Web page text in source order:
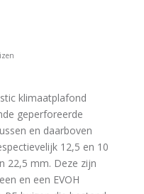
klimaatplafond
geperforeerde
en daarboven
12,5 en 10
22,5 mm. Deze zijn
en een EVOH